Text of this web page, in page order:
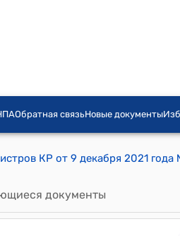
Обратная связьНовые документы
документы